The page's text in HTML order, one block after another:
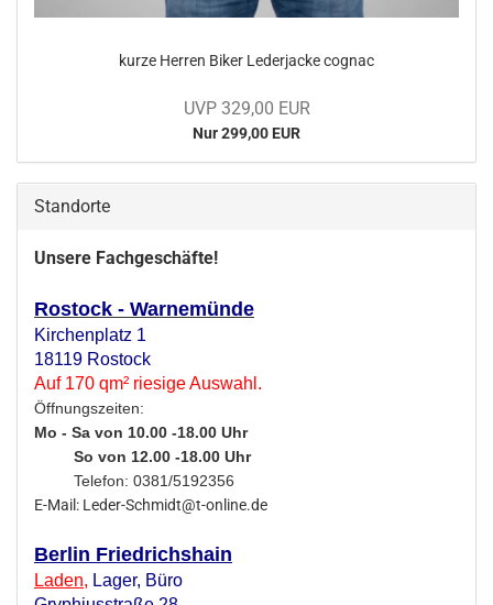
kurze Her­ren Biker Le­der­ja­cke co­gnac
UVP 329,00 EUR
Nur 299,00 EUR
Standorte
Unsere Fachgeschäfte!
Rostock - Warnemünde
Kirchenplatz 1
18119 Rostock
Auf 170 qm² riesige Auswahl.
Öffnungszeiten:
Mo - Sa von 10.00 -18.00 Uhr
So von 12.00 -18.00 Uhr
Telefon: 0381/5192356
E-Mail: Leder-Schmidt@t-online.de
Berlin Friedrichshain
Laden, Lager, Büro